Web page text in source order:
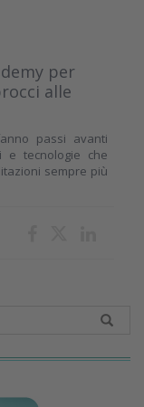
per
alle
passi avanti
e tecnologie che
sempre più